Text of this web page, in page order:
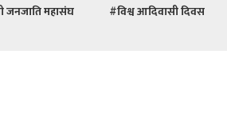
जनजाति महासंघ #विश्व आदिवासी दिवस